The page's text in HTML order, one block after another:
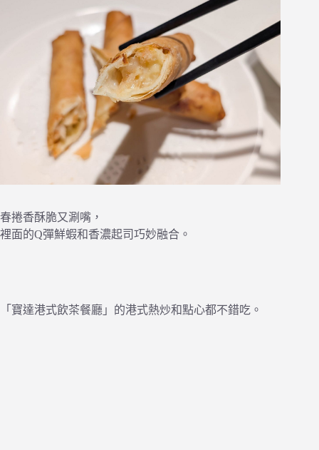
春捲香酥脆又涮嘴，
裡面的Q彈鮮蝦和香濃起司巧妙融合。
「寶達港式飲茶餐廳」的港式熱炒和點心都不錯吃。